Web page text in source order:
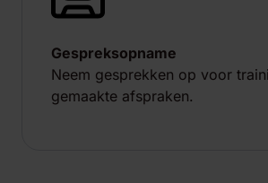
Gespreksopname
Neem gesprekken op voor
gemaakte afspraken.